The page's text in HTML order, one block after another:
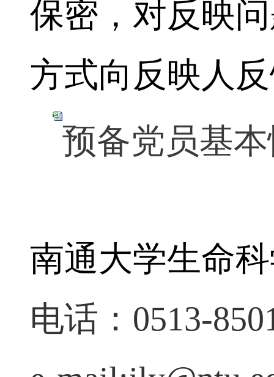
保密，对反映
方式向反映人
预备党员基
南通大学生命
电话：0513-